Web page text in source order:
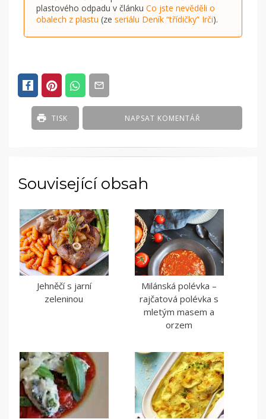
plastového odpadu v článku Co jste nevěděli o
obalech z plastu (ze seriálu Deník “třídičky” Irči).
NAPSAT KOMENTÁŘ
TISK
Související obsah
Jehněčí s jarní
zeleninou
Milánská polévka –
rajčatová polévka s
mletým masem a
orzem